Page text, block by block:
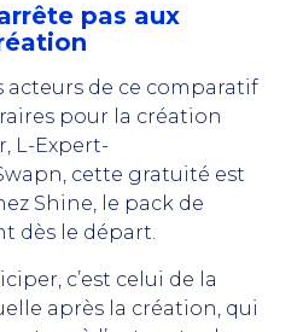
pas aux
acteurs de ce comparatif
pour la création
L-Expert-
cette gratuité est
Shine, le pack de
dès le départ.
c’est celui de la
après la création, qui